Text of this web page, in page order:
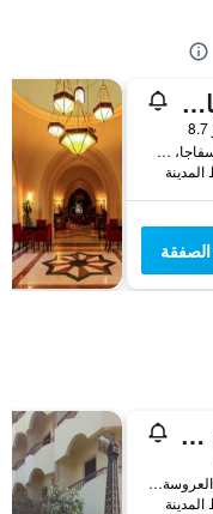
جاز نيو سرايا بالمز
مدينة مكادي، طريق سفاجا، ص ب 178, الغردقة, مصر
فندق جولدن روز
ش الشيراتون ميدان العروسة سقالة, الغردقة, مصر